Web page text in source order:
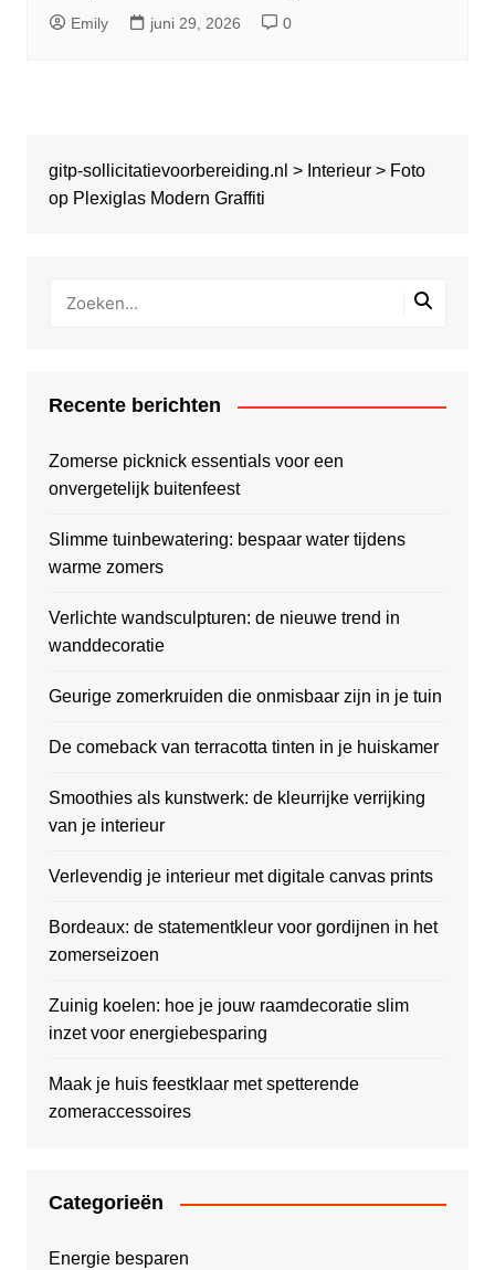
Emily juni 29, 2026 0
gitp-sollicitatievoorbereiding.nl > Interieur> Foto
op Plexiglas Modern Graffiti
Recente berichten
Zomerse picknick essentials voor een
onvergetelijk buitenfeest
Slimme tuinbewatering: bespaar water tijdens
warme zomers
Verlichte wandsculpturen: de nieuwe trend in
wanddecoratie
Geurige zomerkruiden die onmisbaar zijn in je tuin
De comeback van terracotta tinten in je huiskamer
Smoothies als kunstwerk: de kleurrijke verrijking
van je interieur
Verlevendig je interieur met digitale canvas prints
Bordeaux: de statementkleur voor gordijnen in het
zomerseizoen
Zuinig koelen: hoe je jouw raamdecoratie slim
inzet voor energiebesparing
Maak je huis feestklaar met spetterende
zomeraccessoires
Categorieën
Energie besparen